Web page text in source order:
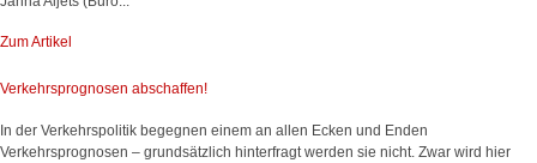
Zum Artikel
Verkehrsprognosen abschaffen!
In der Verkehrspolitik begegnen einem an allen Ecken und Enden
Verkehrsprognosen – grundsätzlich hinterfragt werden sie nicht. Zwar wird hier